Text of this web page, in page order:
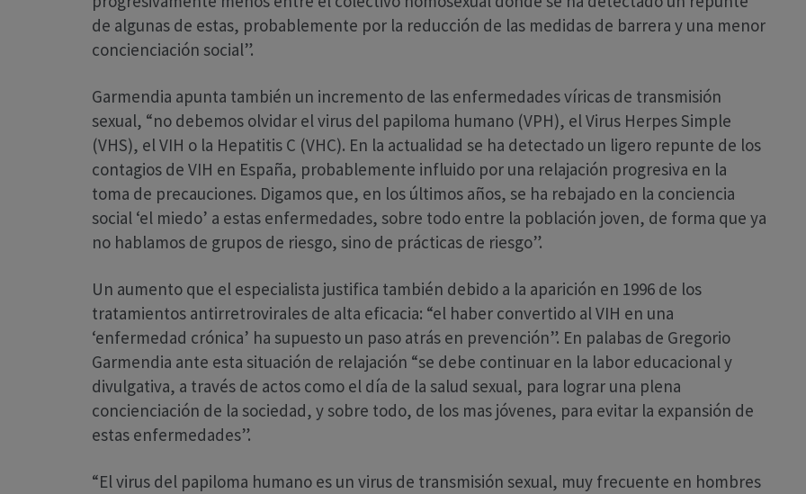
de algunas de estas, probablemente por la reducción de las medidas de barrera y una menor
concienciación social”.
Garmendia apunta también un incremento de las enfermedades víricas de transmisión
sexual, “no debemos olvidar el virus del papiloma humano (VPH), el Virus Herpes Simple
(VHS), el VIH o la Hepatitis C (VHC). En la actualidad se ha detectado un ligero repunte de los
contagios de VIH en España, probablemente influido por una relajación progresiva en la
toma de precauciones. Digamos que, en los últimos años, se ha rebajado en la conciencia
social ‘el miedo’ a estas enfermedades, sobre todo entre la población joven, de forma que ya
no hablamos de grupos de riesgo, sino de prácticas de riesgo”.
Un aumento que el especialista justifica también debido a la aparición en 1996 de los
tratamientos antirretrovirales de alta eficacia: “el haber convertido al VIH en una
‘enfermedad crónica’ ha supuesto un paso atrás en prevención”. En palabas de Gregorio
Garmendia ante esta situación de relajación “se debe continuar en la labor educacional y
divulgativa, a través de actos como el día de la salud sexual, para lograr una plena
concienciación de la sociedad, y sobre todo, de los mas jóvenes, para evitar la expansión de
estas enfermedades”.
“El virus del papiloma humano es un virus de transmisión sexual, muy frecuente en hombres